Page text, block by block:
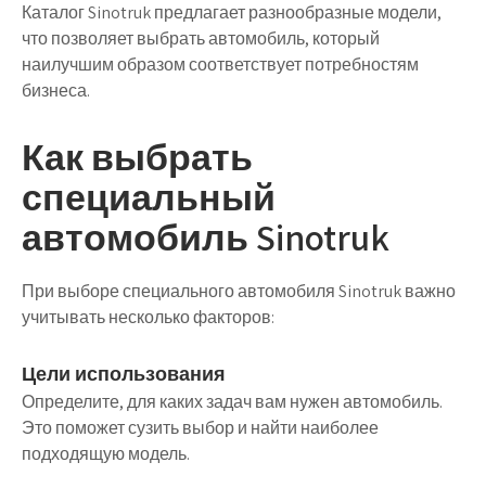
Каталог Sinotruk предлагает разнообразные модели,
что позволяет выбрать автомобиль, который
наилучшим образом соответствует потребностям
бизнеса.
Как выбрать
специальный
автомобиль Sinotruk
При выборе специального автомобиля Sinotruk важно
учитывать несколько факторов:
Цели использования
Определите, для каких задач вам нужен автомобиль.
Это поможет сузить выбор и найти наиболее
подходящую модель.